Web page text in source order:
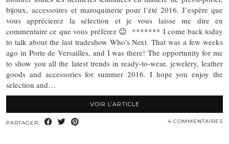
bijoux, accessoires et maroquinerie pour l’été 2016. J’espère que
vous apprécierez la sélection et je vous laisse me dire en
commentaire ce que vous préférez 😉 ******* I come back today
to talk about the last tradeshow Who’s Next. That was a few weeks
ago in Porte de Versailles, and I was there! The opportunity for me
to show you all the latest trends in ready-to-wear, jewelery, leather
goods and accessories for summer 2016. I hope you enjoy the
selection and…
VOIR L’ARTICLE
PARTAGER: 4 COMMENTAIRES